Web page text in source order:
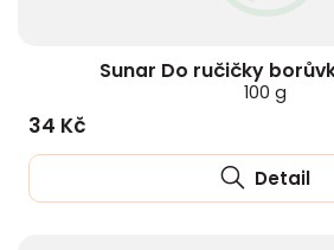
ŠÍPEK
STRIE A CELULITIDA
PÉČE O POPRSÍ
Sunar Do ručičky
100 g
34 Kč
Detail